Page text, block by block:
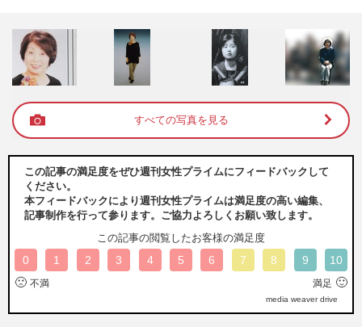
すべての写真を見る
この記事の満足度をぜひ週刊女性プライムにフィードバックして
ください。
本フィードバックにより週刊女性プライムは満足度の高い編集、
記事制作を行って参ります。ご協力よろしくお願い致します。
この記事の閲覧したお客様の満足度
0 1 2 3 4 5 6 7 8 9 10
🙁 不満 満足 🙂
media weaver drive